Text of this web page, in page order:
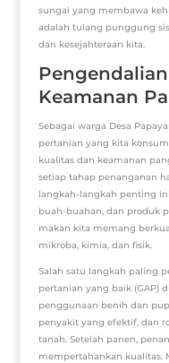
sungai yang membawa
adalah tulang punggung
dan kesejahteraan kita.
Keamanan
Sebagai warga Desa
pertanian yang kita
kualitas dan keamanan
setiap tahap penanganan
langkah-langkah penting
buah-buahan, dan produk
makan kita memang
mikroba, kimia, dan fisik.
Salah satu langkah paling
pertanian yang baik (GAP)
penggunaan benih dan
penyakit yang efektif, dan
tanah. Setelah panen,
mempertahankan kualitas.